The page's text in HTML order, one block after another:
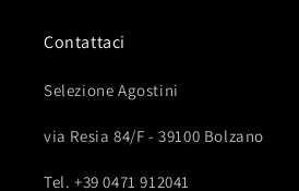
Contattaci
Selezione Agostini
via Resia 84/F - 39100 Bolzano
Tel. +39 0471 912041